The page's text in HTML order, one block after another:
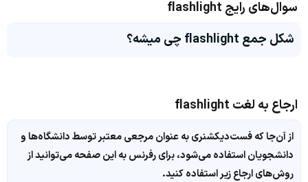
سوال‌های رایج flashlight
شکل جمع flashlight چی میشه؟
ارجاع به لغت flashlight
از آن‌جا که فست‌دیکشنری به عنوان مرجعی معتبر توسط دانشگاه‌ها و
دانشجویان استفاده می‌شود، برای رفرنس به این صفحه می‌توانید از
روش‌های ارجاع زیر استفاده کنید.